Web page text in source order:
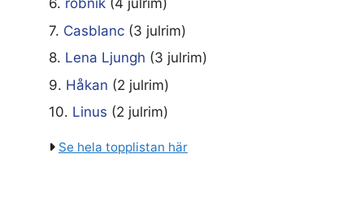
6. robnik (4 julrim)
7. Casblanc (3 julrim)
8. Lena Ljungh (3 julrim)
9. Håkan (2 julrim)
10. Linus (2 julrim)
Se hela topplistan här